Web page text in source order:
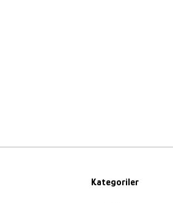
Kategoriler